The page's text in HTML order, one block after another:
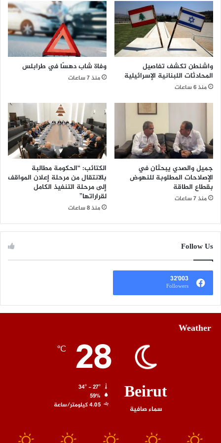
واشنطن تكشف تفاصيل
المحادثات اللبنانية الإسرائيلية
منذ 6 ساعات
وفاة شاب دهسًا في طرابلس
منذ 7 ساعات
جميل والصدي يبحثان في
الإصلاحات المطلوبة للنهوض
بقطاع الطاقة
منذ 7 ساعات
الكتائب: “الحكومة مطالبة
بالانتقال من مرحلة إعلان المواقف
إلى مرحلة التنفيذ الكامل
لقراراتها”
منذ 8 ساعات
Follow Us
32٬003
Followers
Weather
Beirut
سماء صافية
28
℃
59%
4.05 كيلومتر/ساعة